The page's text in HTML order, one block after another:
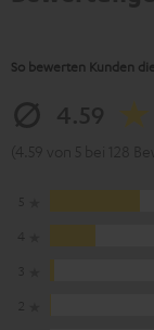
So bewerten Kunden